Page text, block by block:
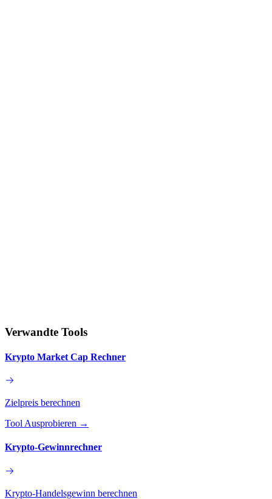
Verwandte Tools
Krypto Market Cap Rechner
Zielpreis berechnen
Tool Ausprobieren →
Krypto-Gewinnrechner
Krypto-Handelsgewinn berechnen